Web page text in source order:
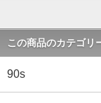
この商品のカテゴリ
90s